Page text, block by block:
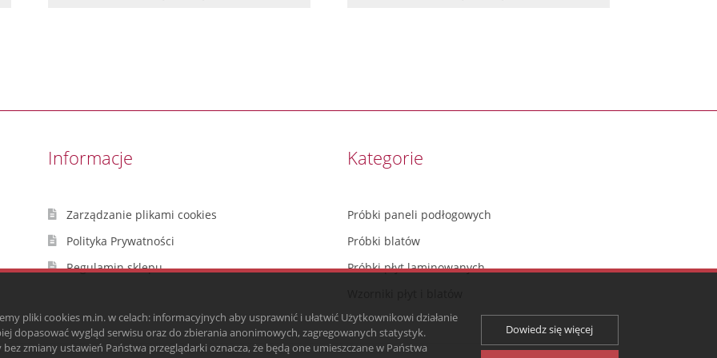
Informacje
Zarządzanie plikami cookies
Polityka Prywatności
Regulamin sklepu
Kategorie
Próbki paneli podłogowych
Próbki blatów
Próbki płyt laminowanych
pliki cookies m.in. w celach: informacyjnych aby usprawnić i ułatwić Użytkownikowi działanie
dopasować wygląd serwisu oraz do zbierania anonimowych, zagregowanych statystyk.
zmiany ustawień Państwa przeglądarki oznacza, że będą one umieszczane w Państwa
Dowiedz się więcej